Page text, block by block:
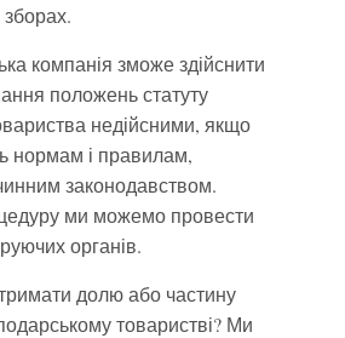
компанія зможе здійснити
положень статуту
недійсними, якщо
нормам і правилам,
законодавством.
ми можемо провести
органів.
долю або частину
товаристві? Ми